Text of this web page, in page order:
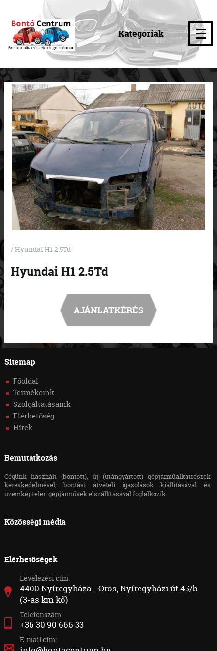
Kategóriák
/ Hyundai H1 2.5Td
Hyundai H1 2.5Td
AJÁNLATKÉRÉS
Sitemap
Főoldal
Termékeink
Szolgáltatásaink
Elérhetőség
Hírek
Bemutatkozás
Cégünk használt (bontott), új (utángyártott) gépjárműalkatrészek
kereskedelmével, bontási átvételi igazolások kiállításával és
üzemképtelen gépjárművek elszállításával foglalkozik.
Közösségi média
Elérhetőségek
Levelezési cím:
4400 Nyíregyháza - Oros, Nyíregyházi út 45/b.
(3-as km kő)
Telefonszám:
+36 30 90 666 33
E-mail cím: